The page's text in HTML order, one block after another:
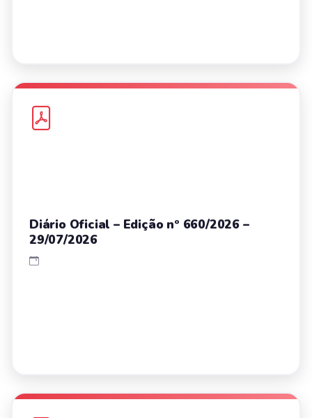
Diário Oficial – Edição nº 660/2026 –
29/07/2026